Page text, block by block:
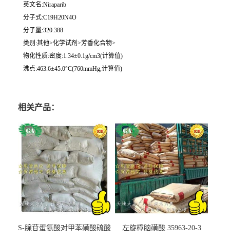
英文名:Niraparib
分子式:C19H20N4O
分子量:320.388
类别:其他>化学试剂>芳香化合物>
物化性质:密度:1.34±0.1g/cm3(计算值)
沸点:463.6±45.0°C(760mmHg,计算值)
相关产品：
S-腺苷蛋氨酸对甲苯磺酸硫酸
左旋樟脑磺酸 35963-20-3